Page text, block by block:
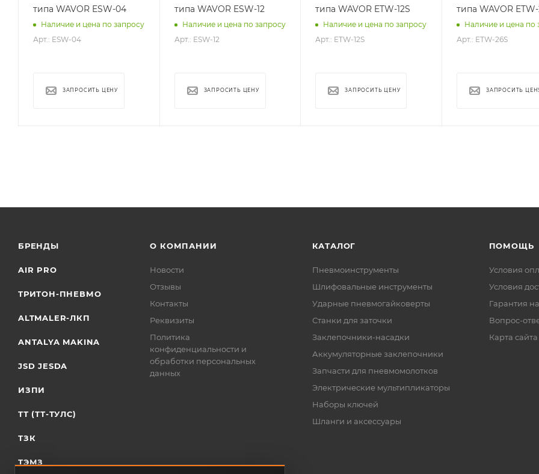
типа WAVOR ESW-04
Наличие и цена по запросу
Арт.: ESW-04
ЗАПРОСИТЬ ЦЕНУ
типа WAVOR ESW-12
Наличие и цена по запросу
Арт.: ESW-12
ЗАПРОСИТЬ ЦЕНУ
типа WAVOR ETW-12S
Наличие и цена по запросу
Арт.: ETW-12S
ЗАПРОСИТЬ ЦЕНУ
типа WAVOR
Наличие и цена по
Арт.: ETW-26S
ЗАПРОСИТЬ
БРЕНДЫ
AIR PRO
ТРИТОН-ПНЕВМО
ALTMALER-ЛКП
ANTALYA MAKINA
JSD JESDA
ИЗПИ
ТТ (ТТ-ТУЛС)
ТЗК
ТЭМЗ
О КОМПАНИИ
Новости
Отзывы
Контакты
Реквизиты
Политика
конфиденциальности и
обработки персональных
данных
КАТАЛОГ
Пневмоинструменты
Шлифовальные инструменты
Ударные пневмогайковерты
Станки для заточки
Заклепочники-насадки
Аккумуляторные заклепочники
Запчасти для пневмомолотков
Электрические мультипликаторы
Наборы ключей
Шланги и аксессуары
ПОМОЩЬ
Условия
Условия
Гарантия
Вопрос-
Карта сайта